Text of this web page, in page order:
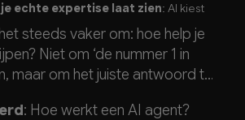
echte expertise laat zien: AI kiest
inhoudelijke bronnen.
mensen én machines : helder,
vage marketingtaal.
steeds vaker om: hoe help je
Niet om ‘de nummer 1 in
maar om het juiste antwoord te
: Hoe werkt een AI agent?